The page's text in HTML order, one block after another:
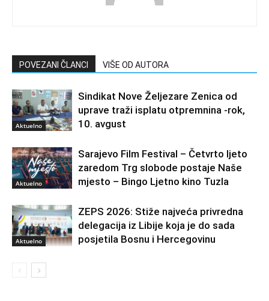
POVEZANI ČLANCI VIŠE OD AUTORA
Aktuelno
Sindikat Nove Željezare Zenica od
uprave traži isplatu otpremnina -rok,
10. avgust
Aktuelno
Sarajevo Film Festival – Četvrto ljeto
zaredom Trg slobode postaje Naše
mjesto – Bingo Ljetno kino Tuzla
Aktuelno
ZEPS 2026: Stiže najveća privredna
delegacija iz Libije koja je do sada
posjetila Bosnu i Hercegovinu